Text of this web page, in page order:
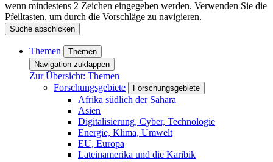
wenn mindestens 2 Zeichen eingegeben werden. Verwenden Sie die
Pfeiltasten, um durch die Vorschläge zu navigieren.
Suche abschicken
Themen
Themen
Navigation zuklappen
Zur Übersicht: Themen
Forschungsgebiete
Forschungsgebiete
Afrika südlich der Sahara
Asien
Digitalisierung, Cyber, Technologie
Energie, Klima, Umwelt
EU, Europa
Lateinamerika und die Karibik